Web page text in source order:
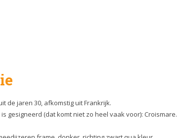
de jaren 30, afkomstig uit Frankrijk.
gesigneerd (dat komt niet zo heel vaak voor): Croismare.